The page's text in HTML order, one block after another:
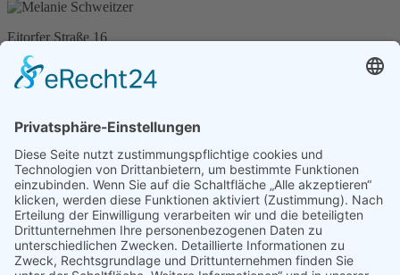
Eitorfer Straße 16
50679 Köln
Telefon: +49(0)221 221 911 41
Anzeige muss JavaScript eingeschaltet sein!
Kontaktieren Sie uns
0 22 1 / 96 93 7 - 90
0 22 1 / 96 93 7 - 88